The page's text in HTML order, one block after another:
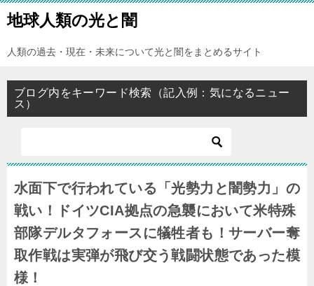
地球人類の光と闇
人類の過去・現在・未来について光と闇をまとめるサイト
ブログ内をキーワード検索（記入例：気になるニュー
ス）
水面下で行われている「光勢力と闇勢力」の
戦い！ドイツCIA拠点の急襲において米特殊
部隊デルタフォースに犠牲者も！サーバー奪
取作戦は実弾が飛び交う戦闘状態であった模
様！